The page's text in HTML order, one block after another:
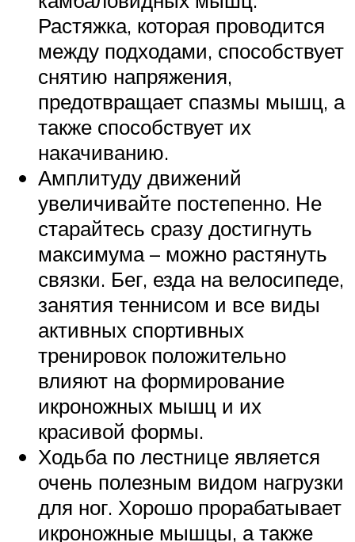
Растяжка, которая проводится
между подходами, способствует
снятию напряжения,
предотвращает спазмы мышц, а
также способствует их
накачиванию.
Амплитуду движений
увеличивайте постепенно. Не
старайтесь сразу достигнуть
максимума – можно растянуть
связки. Бег, езда на велосипеде,
занятия теннисом и все виды
активных спортивных
тренировок положительно
влияют на формирование
икроножных мышц и их
красивой формы.
Ходьба по лестнице является
очень полезным видом нагрузки
для ног. Хорошо прорабатывает
икроножные мышцы, а также